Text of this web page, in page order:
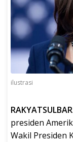
ilustrasi
presiden
Wakil Presiden